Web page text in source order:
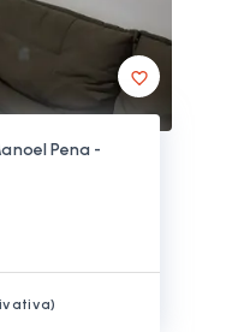
Pena -
)